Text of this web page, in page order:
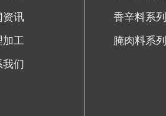
资讯
加工
我们
香辛料系列
腌肉料系列